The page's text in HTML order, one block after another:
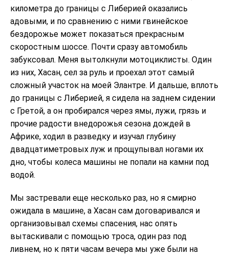
километра до границы с Либерией оказались
адовыми, и по сравнению с ними гвинейское
бездорожье может показаться прекрасным
скоростным шоссе. Почти сразу автомобиль
забуксовал. Меня вытолкнули мотоциклисты. Один
из них, Хасан, сел за руль и проехал этот самый
сложный участок на моей Элантре. И дальше, вплоть
до границы с Либерией, я сидела на заднем сидении
с Гретой, а он пробирался через ямы, лужи, грязь и
прочие радости внедорожья сезона дождей в
Африке, ходил в разведку и изучал глубину
двадцатиметровых луж и прощупывал ногами их
дно, чтобы колеса машины не попали на камни под
водой.
Мы застревали еще несколько раз, но я смирно
ожидала в машине, а Хасан сам договаривался и
организовывал схемы спасения, нас опять
вытаскивали с помощью троса, один раз под
ливнем, но к пяти часам вечера мы уже были на